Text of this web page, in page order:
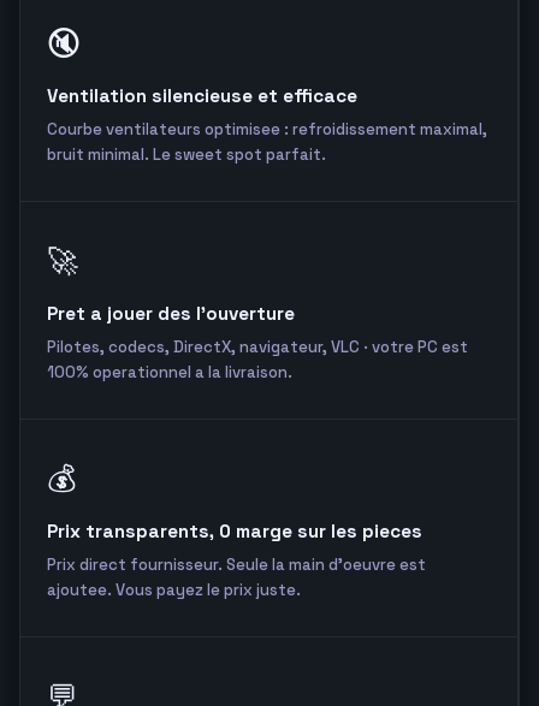
🔇
Ventilation silencieuse et efficace
Courbe ventilateurs optimisee : refroidissement maximal,
bruit minimal. Le sweet spot parfait.
🚀
Pret a jouer des l'ouverture
Pilotes, codecs, DirectX, navigateur, VLC · votre PC est
100% operationnel a la livraison.
💰
Prix transparents, 0 marge sur les pieces
Prix direct fournisseur. Seule la main d'oeuvre est
ajoutee. Vous payez le prix juste.
💬